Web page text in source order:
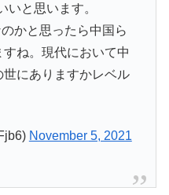
いと思います。
かと思ったら中国ら
ね。現代において中
にありますかレベル
November 5, 2021